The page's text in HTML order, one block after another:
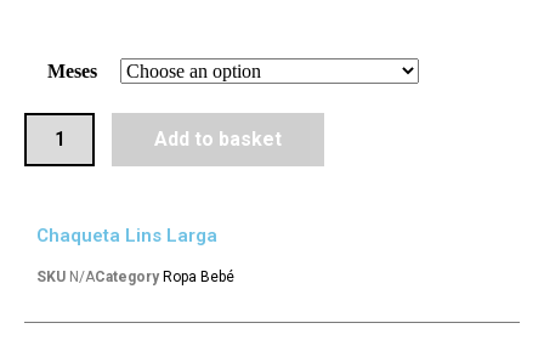
Meses
Add to basket
Chaqueta Lins Larga
SKU N/ACategory Ropa Bebé